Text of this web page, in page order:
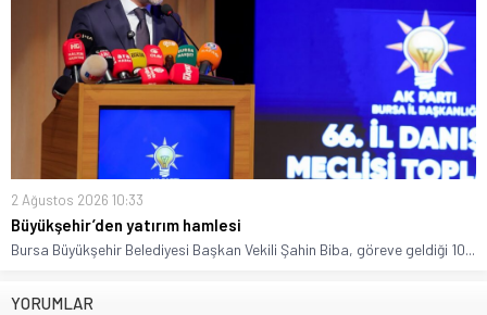
2 Ağustos 2026 10:33
Büyükşehir’den yatırım hamlesi
Bursa Büyükşehir Belediyesi Başkan Vekili Şahin Biba, göreve geldiği 10...
YORUMLAR